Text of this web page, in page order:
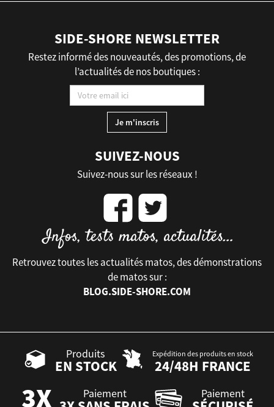
SIDE-SHORE NEWSLETTER
Restez informé des nouveautés, des promotions, de
l’actualités de nos boutiques :
SUIVEZ-NOUS
Suivez-nous sur les réseaux !
Retrouvez toutes les actualités matos, des démonstrations
de matos sur :
BLOG.SIDE-SHORE.COM
Produits
EN STOCK
Expédition des produits en stock
24/48H FRANCE
Paiement Paiement